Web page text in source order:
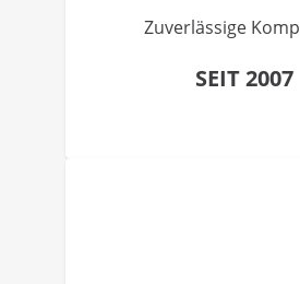
Zuverlässige
SEIT 2007